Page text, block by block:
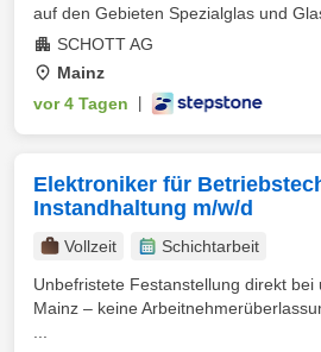
auf den Gebieten Spezialglas und
SCHOTT AG
Mainz
vor 4 Tagen
Elektroniker für
Instandhaltung m/w/d
Vollzeit
Schichtarbeit
Unbefristete Festanstellung direkt bei
Mainz – keine